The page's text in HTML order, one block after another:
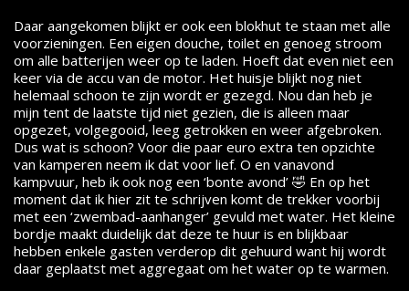
Daar aangekomen blijkt er ook een blokhut te staan met alle
voorzieningen. Een eigen douche, toilet en genoeg stroom
om alle batterijen weer op te laden. Hoeft dat even niet een
keer via de accu van de motor. Het huisje blijkt nog niet
helemaal schoon te zijn wordt er gezegd. Nou dan heb je
mijn tent de laatste tijd niet gezien, die is alleen maar
opgezet, volgegooid, leeg getrokken en weer afgebroken.
Dus wat is schoon? Voor die paar euro extra ten opzichte
van kamperen neem ik dat voor lief. O en vanavond
kampvuur, heb ik ook nog een ‘bonte avond’ 🤣 En op het
moment dat ik hier zit te schrijven komt de trekker voorbij
met een ‘zwembad-aanhanger’ gevuld met water. Het kleine
bordje maakt duidelijk dat deze te huur is en blijkbaar
hebben enkele gasten verderop dit gehuurd want hij wordt
daar geplaatst met aggregaat om het water op te warmen.